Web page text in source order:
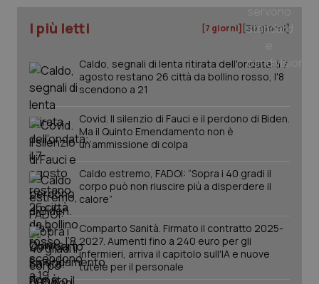
I più letti [7 giorni] [30 giorni]
Caldo, segnali di lenta ritirata dell'ondata: il 7
agosto restano 26 città da bollino rosso, l'8
scendono a 21
Covid. Il silenzio di Fauci e il perdono di Biden.
Ma il Quinto Emendamento non è
un’ammissione di colpa
Caldo estremo, FADOI: “Sopra i 40 gradi il
corpo può non riuscire più a disperdere il
calore”
Comparto Sanità. Firmato il contratto 2025-
2027. Aumenti fino a 240 euro per gli
infermieri, arriva il capitolo sull'IA e nuove
tutele per il personale
_ga
Google LLC
.quotidianosanita.it